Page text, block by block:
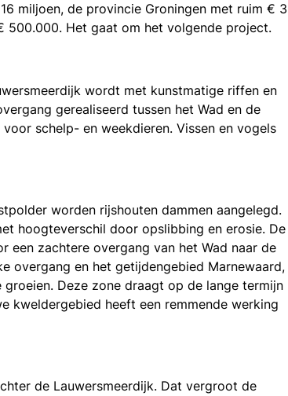
miljoen, de provincie Groningen met ruim € 3
500.000. Het gaat om het volgende project.
wordt met kunstmatige riffen en
gerealiseerd tussen het Wad en de
schelp- en weekdieren. Vissen en vogels
worden rijshouten dammen aangelegd.
hoogteverschil door opslibbing en erosie. De
zachtere overgang van het Wad naar de
overgang en het getijdengebied Marnewaard,
Deze zone draagt op de lange termijn
kweldergebied heeft een remmende werking
de Lauwersmeerdijk. Dat vergroot de